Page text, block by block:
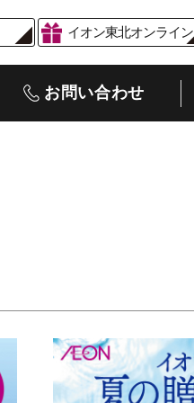
イオン東北オンライン
お問い合わせ